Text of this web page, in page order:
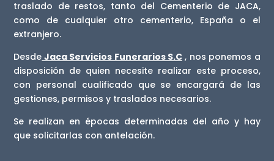
traslado de restos, tanto del Cementerio de JACA,
como de cualquier otro cementerio, España o el
extranjero.
Desde Jaca Servicios Funerarios S.C , nos ponemos a
disposición de quien necesite realizar este proceso,
con personal cualificado que se encargará de las
gestiones, permisos y traslados necesarios.
Se realizan en épocas determinadas del año y hay
que solicitarlas con antelación.